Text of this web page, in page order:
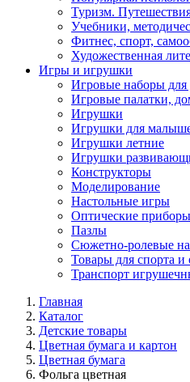
Туризм.
Учебники,
Фитнес, спорт,
Художественная
Игры и игрушки
Игровые наборы для
Игровые палатки,
Игрушки
Игрушки для
Игрушки летние
Игрушки
Конструкторы
Моделирование
Настольные игры
Оптические приборы
Пазлы
Сюжетно-ролевые
Товары для спорта и
Транспорт
Главная
Каталог
Детские товары
Цветная бумага и картон
Цветная бумага
Фольга цветная